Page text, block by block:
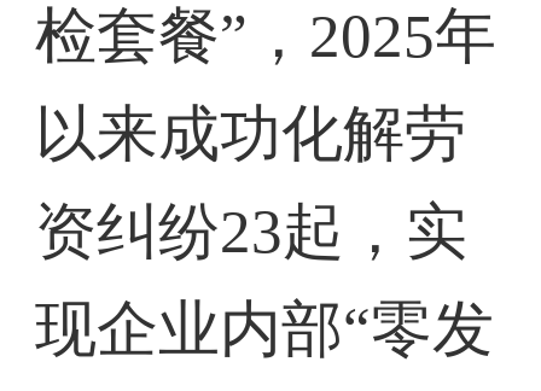
检套餐”，2025年
以来成功化解劳
资纠纷23起，实
现企业内部“零发